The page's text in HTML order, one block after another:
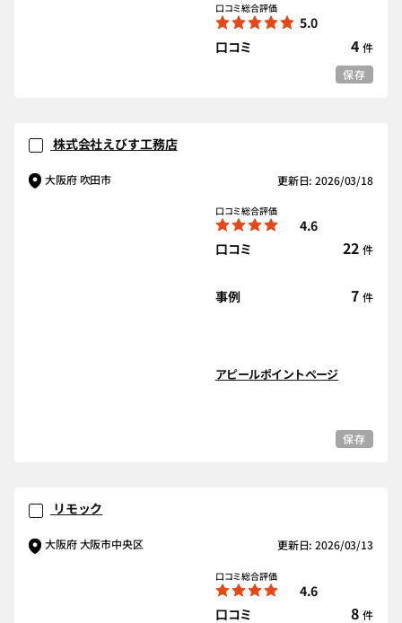
口コミ総合評価
5.0
口コミ
4 件
保存
株式会社えびす工務店
大阪府 吹田市 更新日: 2026/03/18
口コミ総合評価
4.6
口コミ
22 件
事例 7 件
アピールポイントページ
保存
リモック
大阪府 大阪市中央区 更新日: 2026/03/13
口コミ総合評価
4.6
口コミ
8 件